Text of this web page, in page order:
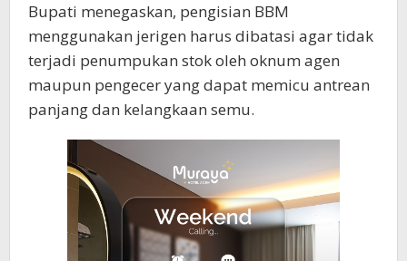
Bupati menegaskan, pengisian BBM
menggunakan jerigen harus dibatasi agar tidak
terjadi penumpukan stok oleh oknum agen
maupun pengecer yang dapat memicu antrean
panjang dan kelangkaan semu.